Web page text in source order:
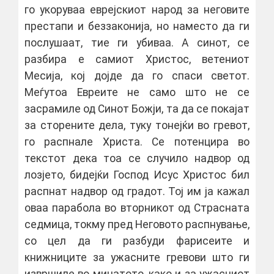
го укоруваа еврејскиот народ за неговите
престапи и беззаконија, но наместо да ги
послушаат, тие ги убиваа. А синот, се
разбира е самиот Христос, ветениот
Месија, кој дојде да го спаси светот.
Меѓутоа Евреите не само што не се
засрамиле од Синот Божји, та да се покајат
за сторените дела, туку тонејќи во гревот,
го распнале Христа. Се потенцира во
текстот дека тоа се случило надвор од
лозјето, бидејќи Господ Исус Христос бил
распнат надвор од градот. Тој им ја кажал
оваа парабола во вторникот од Страсната
седмица, токму пред Неговото распнување,
со цел да ги разбуди фарисеите и
книжниците за ужасните гревови што ги